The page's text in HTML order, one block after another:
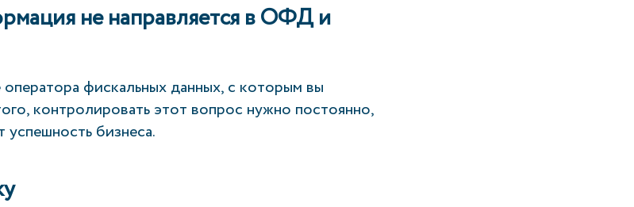
не направляется в ОФД и
фискальных данных, с которым вы
контролировать этот вопрос нужно постоянно,
успешность бизнеса.